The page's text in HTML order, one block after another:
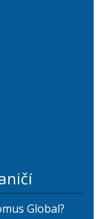
Global?